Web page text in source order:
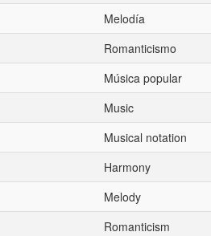
Melodía
Romanticismo
Música popular
Music
Musical notation
Harmony
Melody
Romanticism